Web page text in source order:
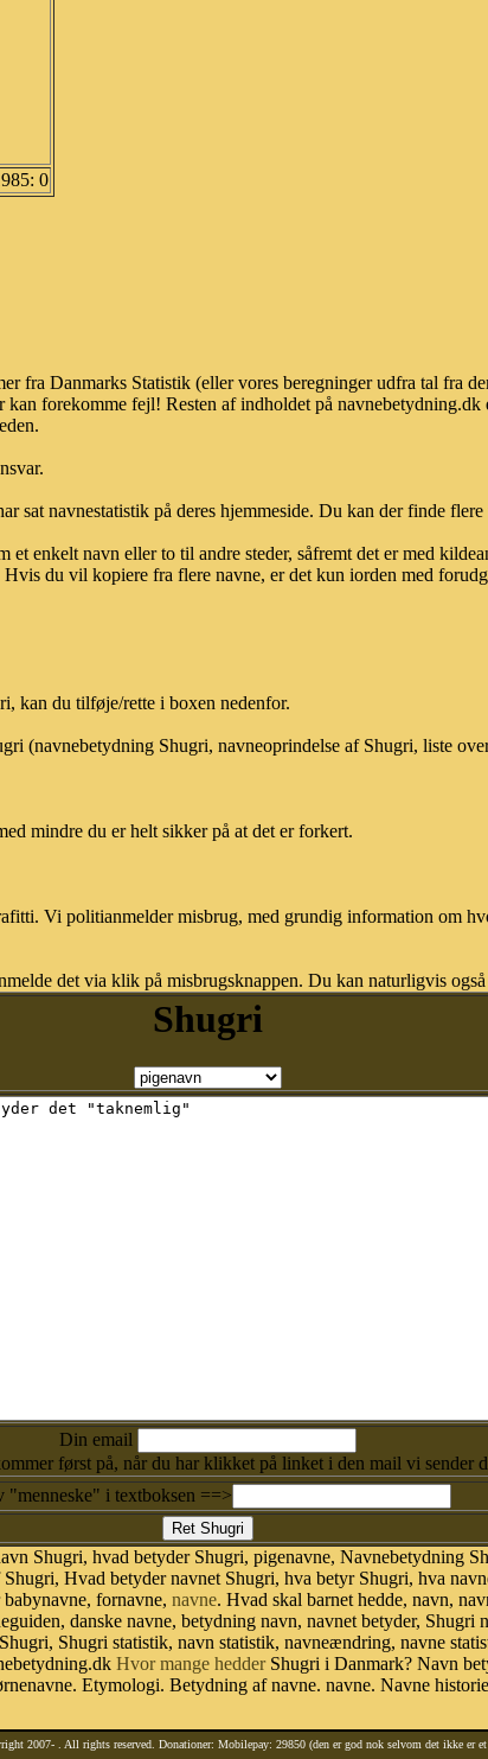
0
fra Danmarks Statistik (eller vores beregninger udfra tal fra
forekomme fejl! Resten af indholdet på navnebetydning.dk
sat navnestatistik på deres hjemmeside. Du kan der finde
enkelt navn eller to til andre steder, såfremt det er med
du vil kopiere fra flere navne, er det kun iorden med
kan du tilføje/rette i boxen nedenfor.
(navnebetydning Shugri, navneoprindelse af Shugri, liste
mindre du er helt sikker på at det er forkert.
Vi politianmelder misbrug, med grundig information om
det via klik på misbrugsknappen. Du kan naturligvis også
Shugri
Din email
først på, når du har klikket på linket i den mail vi sender
"menneske" i textboksen ==>
Shugri, hvad betyder Shugri, pigenavne, Navnebetydning
Hvad betyder navnet Shugri, hva betyr Shugri, hva
fornavne, navne. Hvad skal barnet hedde, navn,
danske navne, betydning navn, navnet betyder, Shugri
Shugri statistik, navn statistik, navneændring, navne
Hvor mange hedderShugri i Danmark? Navn
Etymologi. Betydning af navne. navne. Navne
2007- . All rights reserved. Donationer: Mobilepay: 29850 (den er god nok selvom det ikke er